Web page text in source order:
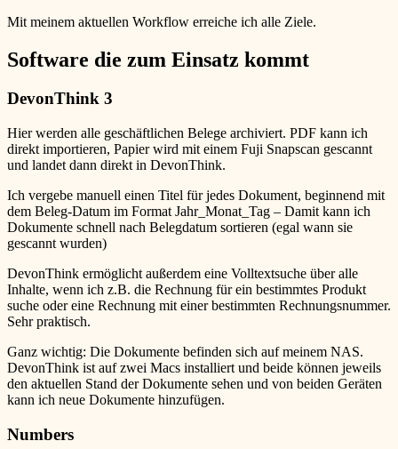
Mit meinem aktuellen Workflow erreiche ich alle Ziele.
Software die zum Einsatz kommt
DevonThink 3
Hier werden alle geschäftlichen Belege archiviert. PDF kann ich
direkt importieren, Papier wird mit einem Fuji Snapscan gescannt
und landet dann direkt in DevonThink.
Ich vergebe manuell einen Titel für jedes Dokument, beginnend mit
dem Beleg-Datum im Format Jahr_Monat_Tag – Damit kann ich
Dokumente schnell nach Belegdatum sortieren (egal wann sie
gescannt wurden)
DevonThink ermöglicht außerdem eine Volltextsuche über alle
Inhalte, wenn ich z.B. die Rechnung für ein bestimmtes Produkt
suche oder eine Rechnung mit einer bestimmten Rechnungsnummer.
Sehr praktisch.
Ganz wichtig: Die Dokumente befinden sich auf meinem NAS.
DevonThink ist auf zwei Macs installiert und beide können jeweils
den aktuellen Stand der Dokumente sehen und von beiden Geräten
kann ich neue Dokumente hinzufügen.
Numbers